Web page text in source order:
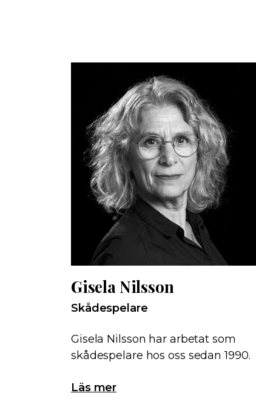
Gisela Nilsson
Skådespelare
Gisela Nilsson har arbetat som
skådespelare hos oss sedan 1990.
Läs mer